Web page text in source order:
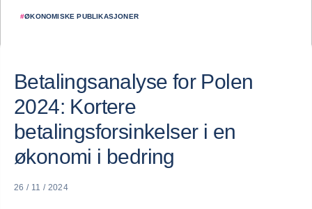
#ØKONOMISKE PUBLIKASJONER
Betalingsanalyse for Polen
2024: Kortere
betalingsforsinkelser i en
økonomi i bedring
26 / 11 / 2024